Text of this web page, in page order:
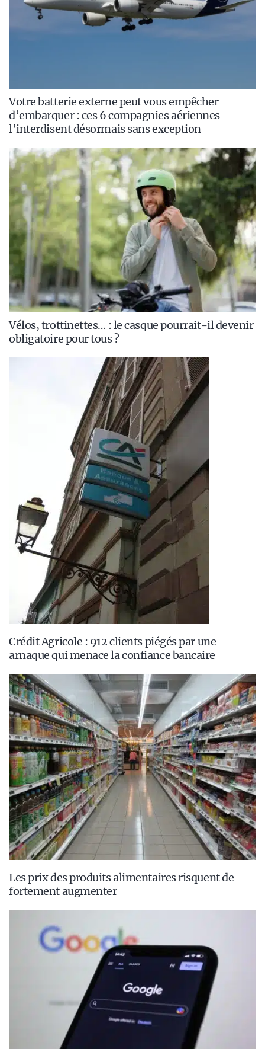
Votre batterie externe peut vous empêcher
d’embarquer : ces 6 compagnies aériennes
l’interdisent désormais sans exception
Vélos, trottinettes… : le casque pourrait-il devenir
obligatoire pour tous ?
Crédit Agricole : 912 clients piégés par une
arnaque qui menace la confiance bancaire
Les prix des produits alimentaires risquent de
fortement augmenter